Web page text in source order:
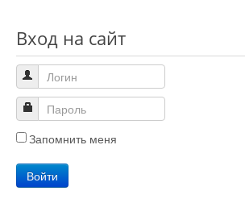
Вход на сайт
Запомнить меня
Войти